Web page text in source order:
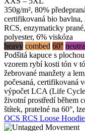
350g/m², 80%
certifikovaná bio
RCS, enzymaticky
polyester, 6% viskóza
heavy combed 60°
Podšitá kapuce s
vzorem rybí kosti tón v
žebrované manžety a
počesaná, certifikovaná
výpočet LCA (Life Cycle
životní prostředí během
štítek, pratelné na 60°,
OCS RCS Loose